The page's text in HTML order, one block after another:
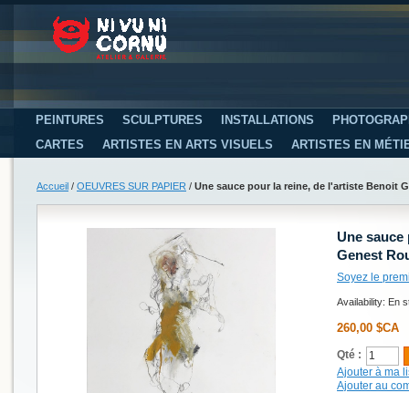
PEINTURES SCULPTURES INSTALLATIONS
CARTES
ARTISTES EN ARTS VISUELS ARTISTES EN
Accueil / OEUVRES SUR PAPIER / Une sauce pour la reine, de l'artiste Benoit
Une
Genest
Soyez le
Availability: En
260,00 $CA
Qté :
Ajouter à ma
Ajouter au